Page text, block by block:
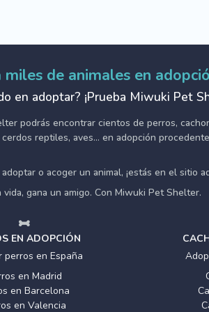
miles de animales en
en adoptar? ¡Prueba Miwuki Pet
podrás encontrar cientos de perros,
reptiles, aves... en adopción
o acoger un animal, ¡estás en el sitio
vida, gana un amigo. Con Miwuki Pet Shelter.
EN ADOPCIÓN
perros en España
en Madrid
en Barcelona
en Valencia